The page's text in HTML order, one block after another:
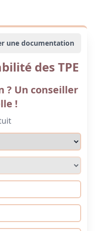
une documentation
des TPE
? Un conseiller
!